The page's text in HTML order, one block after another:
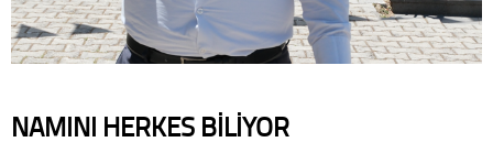
NAMINI HERKES BİLİYOR